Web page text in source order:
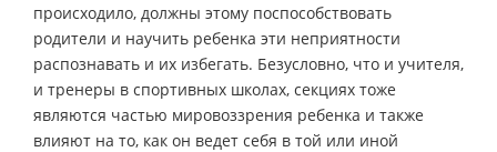
происходило, должны этому поспособствовать
родители и научить ребенка эти неприятности
распознавать и их избегать. Безусловно, что и учителя,
и тренеры в спортивных школах, секциях тоже
являются частью мировоззрения ребенка и также
влияют на то, как он ведет себя в той или иной